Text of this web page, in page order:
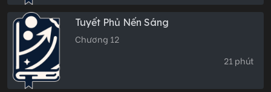
Tuyết Phủ Nến Sáng
Chương 12
21 phút